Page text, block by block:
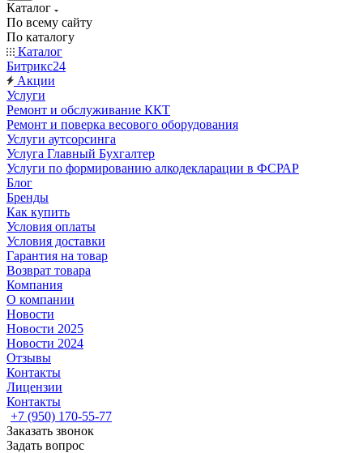
Каталог
По всему сайту
По каталогу
Каталог
Битрикс24
Акции
Услуги
Ремонт и обслуживание ККТ
Ремонт и поверка весового оборудования
Услуги аутсорсинга
Услуга Главный Бухгалтер
Услуги по формированию алкодекларации в ФСРАР
Блог
Бренды
Как купить
Условия оплаты
Условия доставки
Гарантия на товар
Возврат товара
Компания
О компании
Новости
Новости 2025
Новости 2024
Отзывы
Контакты
Лицензии
Контакты
+7 (950) 170-55-77
Заказать звонок
Задать вопрос